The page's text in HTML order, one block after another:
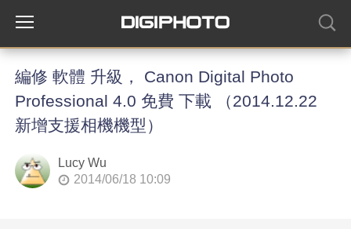
編修 軟體 升級， Canon Digital Photo
Professional 4.0 免費 下載 （2014.12.22
新增支援相機機型）
Lucy Wu
2014/06/18 10:09